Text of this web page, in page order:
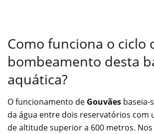
Como funciona o ciclo
bombeamento desta
aquática?
O funcionamento de Gouvães baseia-
da água entre dois reservatórios com
de altitude superior a 600 metros.